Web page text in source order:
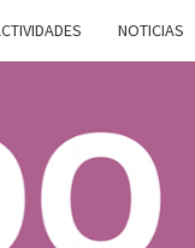
NOTICIAS